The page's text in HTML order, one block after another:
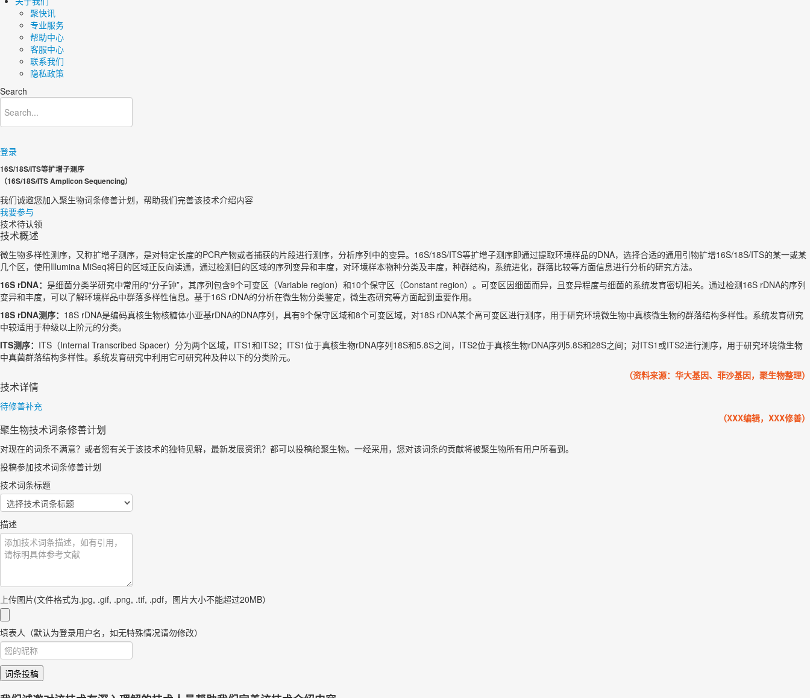
聚快讯
专业服务
帮助中心
客服中心
联系我们
隐私政策
Search
登录
16S/18S/ITS等扩增子测序
（16S/18S/ITS Amplicon Sequencing）
我们诚邀您加入聚生物词条修善计划，帮助我们完善该技术介绍内容​
我要参与
技术待认领
技术概述
微生物多样性测序，又称扩增子测序，是对特定长度的PCR产物或者捕获的片段进行测序，分析序列中的变异。16S/18S/ITS等扩增子测序即通过提取环境样品的DNA，选择合适的通用引物扩增16S/18S/ITS的某一或某
几个区，使用Illumina MiSeq将目的区域正反向读通，通过检测目的区域的序列变异和丰度，对环境样本物种分类及丰度，种群结构，系统进化，群落比较等方面信息进行分析的研究方法。
16S rDNA： 是细菌分类学研究中常用的“分子钟”，其序列包含9个可变区（Variable region）和10个保守区（Constant region）。可变区因细菌而异，且变异程度与细菌的系统发育密切相关。通过检测16S rDNA的序列
变异和丰度，可以了解环境样品中群落多样性信息。基于16S rDNA的分析在微生物分类鉴定，微生态研究等方面起到重要作用。
18S rDNA测序： 18S rDNA是编码真核生物核糖体小亚基rDNA的DNA序列，具有9个保守区域和8个可变区域，对18S rDNA某个高可变区进行测序，用于研究环境微生物中真核微生物的群落结构多样性。系统发育研究
中较适用于种级以上阶元的分类。
ITS测序： ITS（Internal Transcribed Spacer）分为两个区域，ITS1和ITS2；ITS1位于真核生物rDNA序列18S和5.8S之间，ITS2位于真核生物rDNA序列5.8S和28S之间；对ITS1或ITS2进行测序，用于研究环境微生物
中真菌群落结构多样性。系统发育研究中利用它可研究种及种以下的分类阶元。
（资料来源：华大基因、菲沙基因，聚生物整理）
技术详情
待修善补充
（XXX编辑，XXX修善）
聚生物技术词条修善计划
对现在的词条不满意？或者您有关于该技术的独特见解，最新发展资讯？都可以投稿给聚生物。一经采用，您对该词条的贡献将被聚生物所有用户所看到。
投稿参加技术词条修善计划
技术词条标题
描述
上传图片(文件格式为.jpg, .gif, .png, .tif, .pdf，图片大小不能超过20MB）
填表人（默认为登录用户名，如无特殊情况请勿修改）
词条投稿